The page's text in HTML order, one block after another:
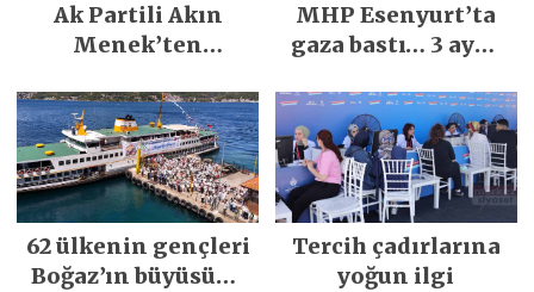
Ak Partili Akın
Menek’ten
heyelan sonrası
kritik uyarı
MHP Esenyurt’ta
gaza bastı… 3 ayda
edildi
62 ülkenin gençleri
Boğaz’ın büyüsüne
Tercih çadırlarına
yoğun ilgi